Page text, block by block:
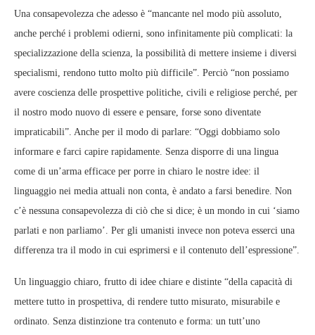
Una consapevolezza che adesso è “mancante nel modo più assoluto,
anche perché i problemi odierni, sono infinitamente più complicati: la
specializzazione della scienza, la possibilità di mettere insieme i diversi
specialismi, rendono tutto molto più difficile”. Perciò “non possiamo
avere coscienza delle prospettive politiche, civili e religiose perché, per
il nostro modo nuovo di essere e pensare, forse sono diventate
impraticabili”. Anche per il modo di parlare: “Oggi dobbiamo solo
informare e farci capire rapidamente. Senza disporre di una lingua
come di un’arma efficace per porre in chiaro le nostre idee: il
linguaggio nei media attuali non conta, è andato a farsi benedire. Non
c’è nessuna consapevolezza di ciò che si dice; è un mondo in cui ‘siamo
parlati e non parliamo’. Per gli umanisti invece non poteva esserci una
differenza tra il modo in cui esprimersi e il contenuto dell’espressione”.
Un linguaggio chiaro, frutto di idee chiare e distinte “della capacità di
mettere tutto in prospettiva, di rendere tutto misurato, misurabile e
ordinato. Senza distinzione tra contenuto e forma: un tutt’uno